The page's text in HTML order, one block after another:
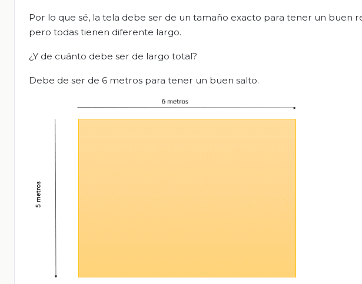
Por lo que sé, la tela debe ser de un tamaño exacto para tener un buen
pero todas tienen diferente largo.
¿Y de cuánto debe ser de largo total?
Debe de ser de 6 metros para tener un buen salto.